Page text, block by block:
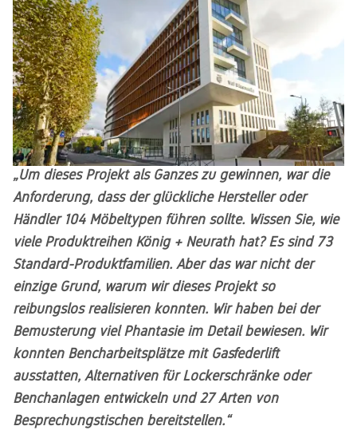
„Um dieses Projekt als Ganzes zu gewinnen, war die
Anforderung, dass der glückliche Hersteller oder
Händler 104 Möbeltypen führen sollte. Wissen Sie, wie
viele Produktreihen König + Neurath hat? Es sind 73
Standard-Produktfamilien. Aber das war nicht der
einzige Grund, warum wir dieses Projekt so
reibungslos realisieren konnten. Wir haben bei der
Bemusterung viel Phantasie im Detail bewiesen. Wir
konnten Bencharbeitsplätze mit Gasfederlift
ausstatten, Alternativen für Lockerschränke oder
Benchanlagen entwickeln und 27 Arten von
Besprechungstischen bereitstellen.“